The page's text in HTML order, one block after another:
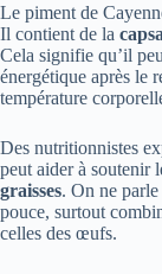
Le piment de
Il contient de la
Cela signifie qu’il
énergétique après le
température
Des nutritionnistes
peut aider à soutenir
graisses. On ne
pouce, surtout
celles des œufs.